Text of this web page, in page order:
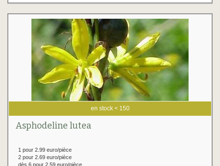
en stock < 150
Asphodeline lutea
1 pour 2.99 euro/pièce
2 pour 2.69 euro/pièce
dès 6 pour 2.59 euro/pièce